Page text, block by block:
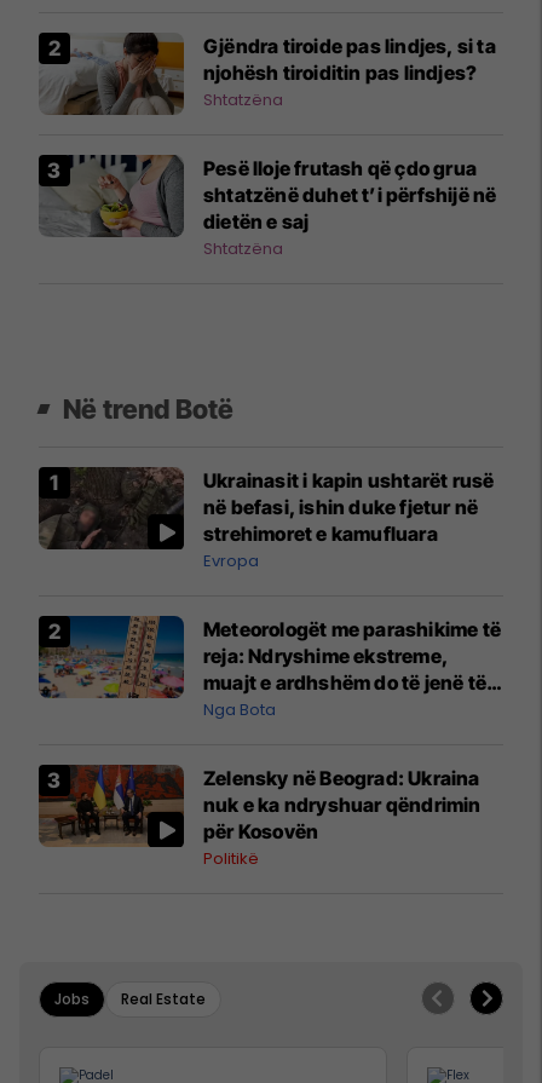
Gjëndra tiroide pas lindjes, si ta
njohësh tiroiditin pas lindjes?
Shtatzëna
Pesë lloje frutash që çdo grua
shtatzënë duhet t’i përfshijë në
dietën e saj
Shtatzëna
Në trend Botë
Ukrainasit i kapin ushtarët rusë
në befasi, ishin duke fjetur në
strehimoret e kamufluara
Evropa
Meteorologët me parashikime të
reja: Ndryshime ekstreme,
muajt e ardhshëm do të jenë të
pazakontë
Nga Bota
Zelensky në Beograd: Ukraina
nuk e ka ndryshuar qëndrimin
për Kosovën
Politikë
Jobs Real Estate